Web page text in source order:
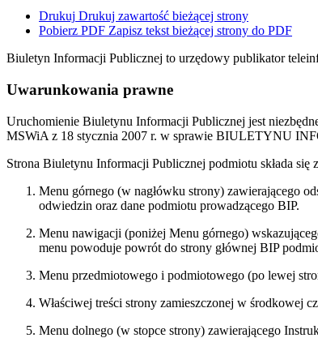
Drukuj Drukuj zawartość bieżącej strony
Pobierz PDF Zapisz tekst bieżącej strony do PDF
Biuletyn Informacji Publicznej to urzędowy publikator
Uwarunkowania prawne
Uruchomienie Biuletynu Informacji Publicznej jest
MSWiA z 18 stycznia 2007 r. w sprawie BIULETYNU
Strona Biuletynu Informacji Publicznej podmiotu składa
Menu górnego (w nagłówku strony) zawierającego
odwiedzin oraz dane podmiotu prowadzącego BIP.
Menu nawigacji (poniżej Menu górnego)
menu powoduje powrót do strony głównej BIP
Menu przedmiotowego i podmiotowego (po lewej
Właściwej treści strony zamieszczonej w środkowej
Menu dolnego (w stopce strony) zawierającego